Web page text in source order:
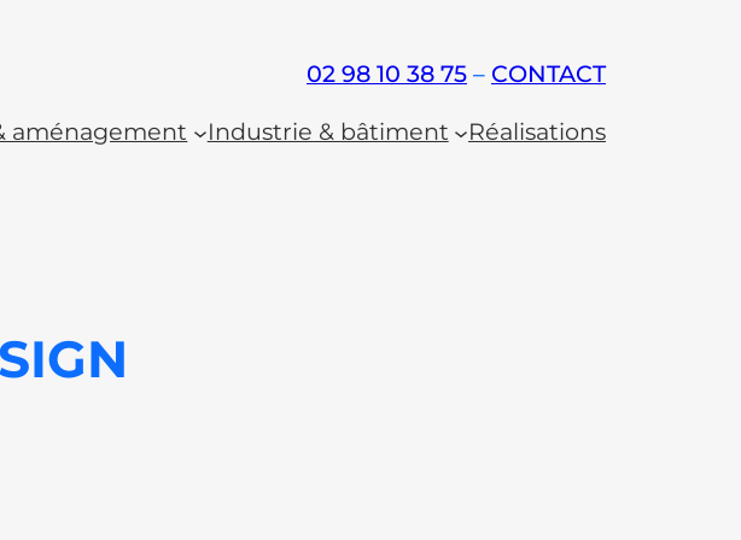
02 98 10 38 75 – CONTACT
aménagement Industrie & bâtiment Réalisations